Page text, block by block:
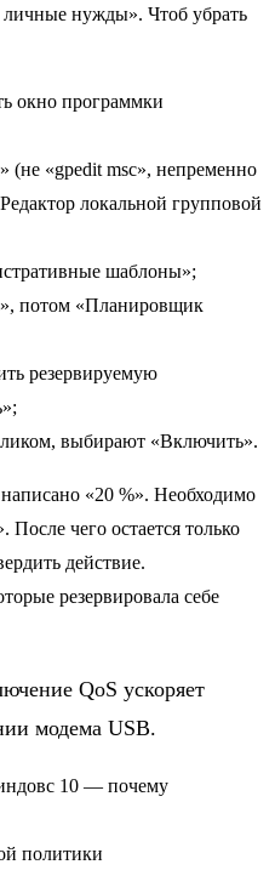
личные нужды». Чтоб убрать
окно программки
(не «gpedit msc», непременно
локальной групповой
шаблоны»;
потом «Планировщик
резервируемую
выбирают «Включить».
написано «20 %». Необходимо
После чего остается только
действие.
резервировала себе
QoS ускоряет
модема USB.
политики